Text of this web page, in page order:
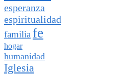
esperanza
espiritualidad
familia fe
hogar
humanidad
Iglesia